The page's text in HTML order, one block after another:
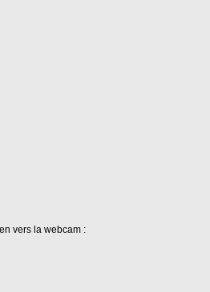
vers la webcam :